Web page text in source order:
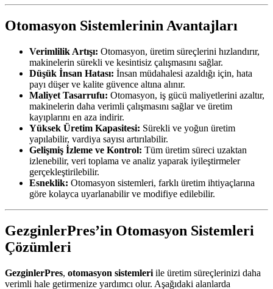
Otomasyon Sistemlerinin Avantajları
Verimlilik Artışı: Otomasyon, üretim süreçlerini hızlandırır,
makinelerin sürekli ve kesintisiz çalışmasını sağlar.
Düşük İnsan Hatası: İnsan müdahalesi azaldığı için, hata
payı düşer ve kalite güvence altına alınır.
Maliyet Tasarrufu: Otomasyon, iş gücü maliyetlerini azaltır,
makinelerin daha verimli çalışmasını sağlar ve üretim
kayıplarını en aza indirir.
Yüksek Üretim Kapasitesi: Sürekli ve yoğun üretim
yapılabilir, vardiya sayısı artırılabilir.
Gelişmiş İzleme ve Kontrol: Tüm üretim süreci uzaktan
izlenebilir, veri toplama ve analiz yaparak iyileştirmeler
gerçekleştirilebilir.
Esneklik: Otomasyon sistemleri, farklı üretim ihtiyaçlarına
göre kolayca uyarlanabilir ve modifiye edilebilir.
GezginlerPres’in Otomasyon Sistemleri
Çözümleri
GezginlerPres, otomasyon sistemleri ile üretim süreçlerinizi daha
verimli hale getirmenize yardımcı olur. Aşağıdaki alanlarda